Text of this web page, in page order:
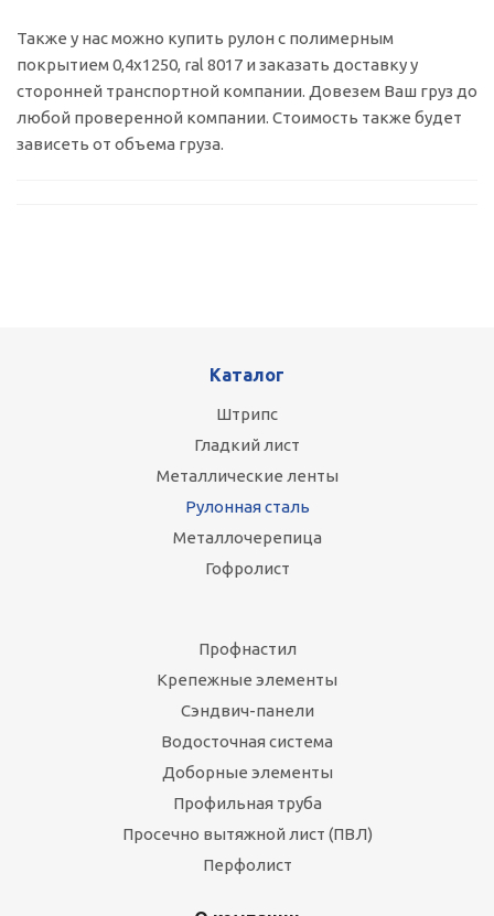
Также у нас можно купить рулон с полимерным
покрытием 0,4х1250, ral 8017 и заказать доставку у
сторонней транспортной компании. Довезем Ваш груз до
любой проверенной компании. Стоимость также будет
зависеть от объема груза.
Каталог
Штрипс
Гладкий лист
Металлические ленты
Рулонная сталь
Металлочерепица
Гофролист
Профнастил
Крепежные элементы
Сэндвич-панели
Водосточная система
Доборные элементы
Профильная труба
Просечно вытяжной лист (ПВЛ)
Перфолист